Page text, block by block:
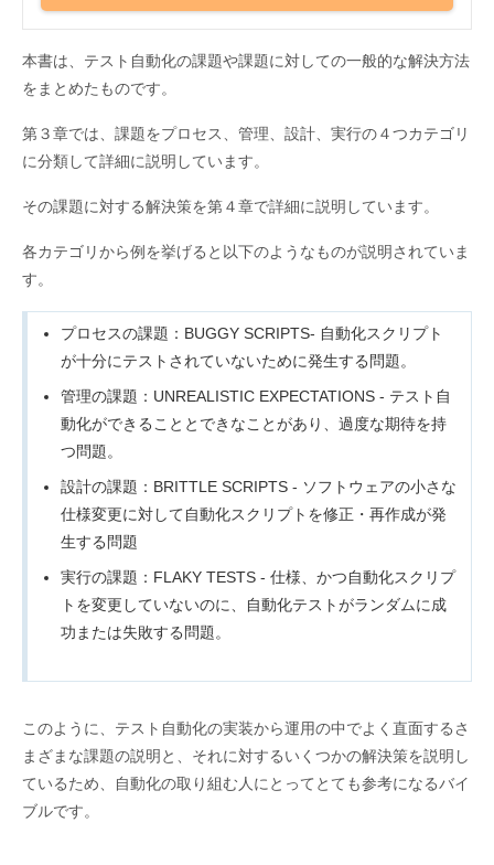
本書は、テスト自動化の課題や課題に対しての一般的な解決方法
をまとめたものです。
第３章では、課題をプロセス、管理、設計、実行の４つカテゴリ
に分類して詳細に説明しています。
その課題に対する解決策を第４章で詳細に説明しています。
各カテゴリから例を挙げると以下のようなものが説明されていま
す。
プロセスの課題：BUGGY SCRIPTS- 自動化スクリプト
が十分にテストされていないために発生する問題。
管理の課題：UNREALISTIC EXPECTATIONS - テスト自
動化ができることとできなことがあり、過度な期待を持
つ問題。
設計の課題：BRITTLE SCRIPTS - ソフトウェアの小さな
仕様変更に対して自動化スクリプトを修正・再作成が発
生する問題
実行の課題：FLAKY TESTS - 仕様、かつ自動化スクリプ
トを変更していないのに、自動化テストがランダムに成
功または失敗する問題。
このように、テスト自動化の実装から運用の中でよく直面するさ
まざまな課題の説明と、それに対するいくつかの解決策を説明し
ているため、自動化の取り組む人にとってとても参考になるバイ
ブルです。